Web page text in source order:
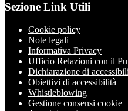
Sezione Link Utili
Cookie policy
Note legali
Informativa Privacy
Ufficio Relazioni con il
Dichiarazione di
Obiettivi di accessibilità
Whistleblowing
Gestione consensi cookie